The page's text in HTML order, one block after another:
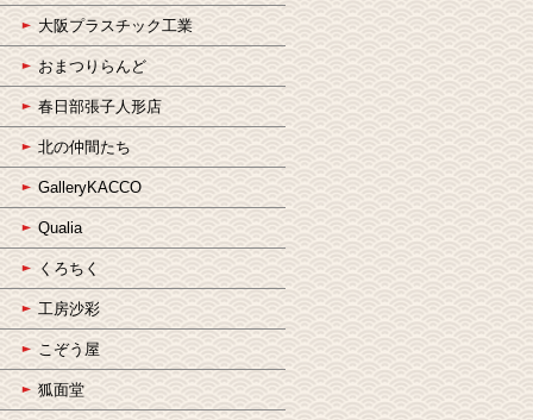
大阪プラスチック工業
おまつりらんど
春日部張子人形店
北の仲間たち
GalleryKACCO
Qualia
くろちく
工房沙彩
こぞう屋
狐面堂